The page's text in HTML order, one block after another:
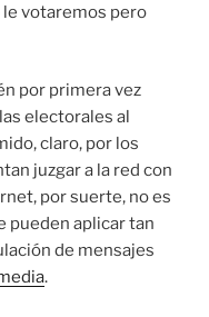
le votaremos pero
por primera vez
electorales al
claro, por los
juzgar a la red con
por suerte, no es
pueden aplicar tan
de mensajes
.